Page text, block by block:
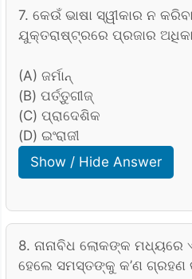
7. କେଉଁ ଭାଷା ସ୍ୱୀକାର ନ
ଯୁକ୍ତରାଷ୍ଟ୍ରରେ ପ୍ରଜାର
(A) ଜର୍ମାନ୍
(B) ପର୍ତ୍ତୁଗୀଜ୍
(C) ପ୍ରାଦେଶିକ
(D) ଇଂରାଜୀ
Show / Hide Answer
8. ନାନାବିଧ ଲୋକଙ୍କ ମଧ୍ୟରେ
ହେଲେ ସମସ୍ତଙ୍କୁ କ’ଣ ଗ୍ରହଣ